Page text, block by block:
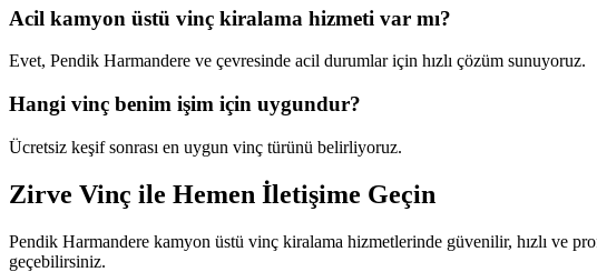
Acil kamyon üstü vinç kiralama hizmeti var mı?
Evet, Pendik Harmandere ve çevresinde acil durumlar için hızlı çözüm sunuyoruz.
Hangi vinç benim işim için uygundur?
Ücretsiz keşif sonrası en uygun vinç türünü belirliyoruz.
Zirve Vinç ile Hemen İletişime Geçin
Pendik Harmandere kamyon üstü vinç kiralama hizmetlerinde güvenilir, hızlı ve
geçebilirsiniz.